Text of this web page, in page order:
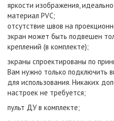
яркости изображения,
материал PVC;
отсутствие швов на
экран может быть подвешен
креплений (в комплекте);
экраны спроектированы по
Вам нужно только подключить
для использования. Никаких
настроек не требуется;
пульт ДУ в комплекте;